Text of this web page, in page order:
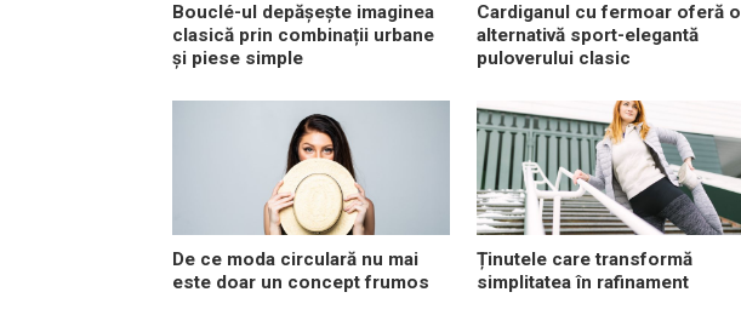
Bouclé-ul depășește imaginea
clasică prin combinații urbane
și piese simple
Cardiganul cu fermoar oferă o
alternativă sport-elegantă
puloverului clasic
De ce moda circulară nu mai
este doar un concept frumos
Ținutele care transformă
simplitatea în rafinament